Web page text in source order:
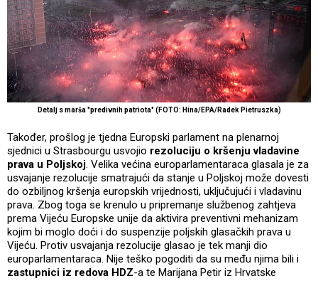
Detalj s marša "predivnih patriota" (FOTO: Hina/EPA/Radek Pietruszka)
Također, prošlog je tjedna Europski parlament na plenarnoj
sjednici u Strasbourgu usvojio rezoluciju o kršenju vladavine
prava u Poljskoj. Velika većina europarlamentaraca glasala je za
usvajanje rezolucije smatrajući da stanje u Poljskoj može dovesti
do ozbiljnog kršenja europskih vrijednosti, uključujući i vladavinu
prava. Zbog toga se krenulo u pripremanje službenog zahtjeva
prema Vijeću Europske unije da aktivira preventivni mehanizam
kojim bi moglo doći i do suspenzije poljskih glasačkih prava u
Vijeću. Protiv usvajanja rezolucije glasao je tek manji dio
europarlamentaraca. Nije teško pogoditi da su među njima bili i
zastupnici iz redova HDZ-a te Marijana Petir iz Hrvatske